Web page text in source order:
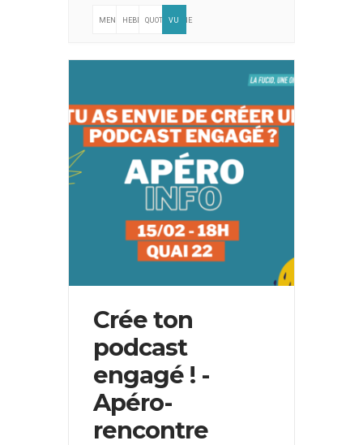
MENSUELLEHEBDOMADAIRE
QUOTIDIENNE
VU
Crée ton
podcast
engagé ! -
Apéro-
rencontre